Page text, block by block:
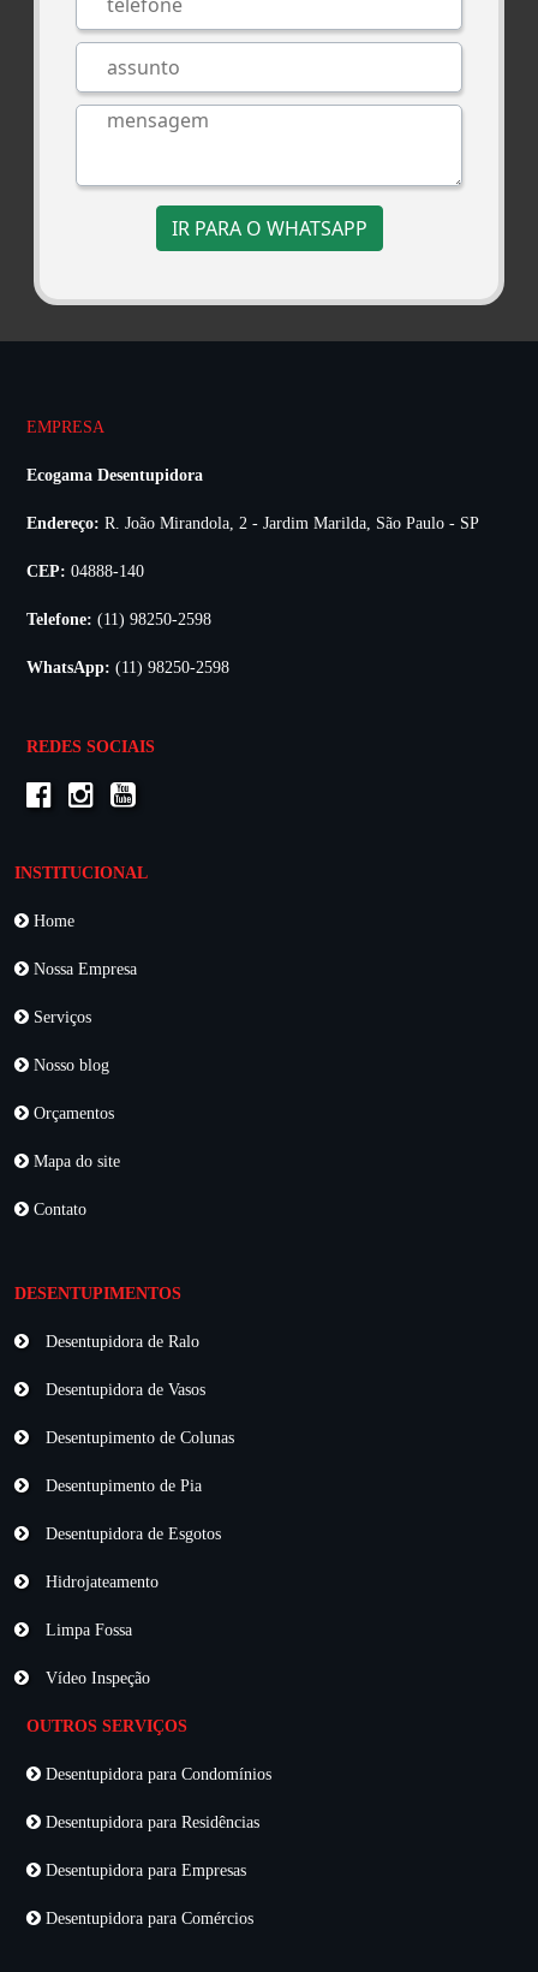
IR PARA O WHATSAPP
EMPRESA
Ecogama Desentupidora
Endereço: R. João Mirandola, 2 - Jardim Marilda, São Paulo - SP
CEP: 04888-140
Telefone: (11) 98250-2598
WhatsApp: (11) 98250-2598
REDES SOCIAIS
INSTITUCIONAL
Home
Nossa Empresa
Serviços
Nosso blog
Orçamentos
Mapa do site
Contato
DESENTUPIMENTOS
Desentupidora de Ralo
Desentupidora de Vasos
Desentupimento de Colunas
Desentupimento de Pia
Desentupidora de Esgotos
Hidrojateamento
Limpa Fossa
Vídeo Inspeção
OUTROS SERVIÇOS
Desentupidora para Condomínios
Desentupidora para Residências
Desentupidora para Empresas
Desentupidora para Comércios